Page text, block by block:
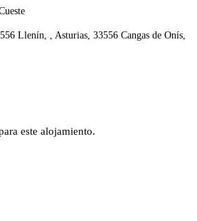
Llenín, , Asturias, 33556 Cangas de Onís,
este alojamiento.